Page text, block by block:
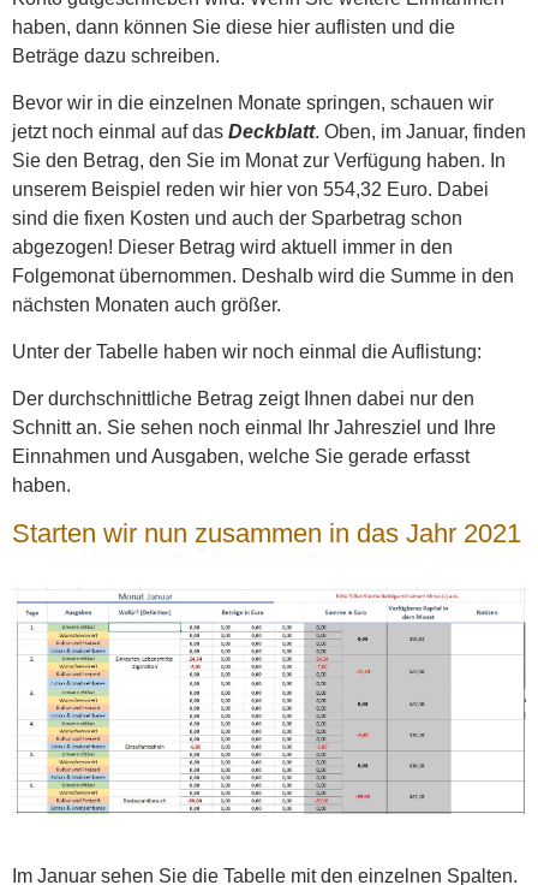
haben, dann können Sie diese hier auflisten und die
Beträge dazu schreiben.
Bevor wir in die einzelnen Monate springen, schauen wir
jetzt noch einmal auf das Deckblatt. Oben, im Januar, finden
Sie den Betrag, den Sie im Monat zur Verfügung haben. In
unserem Beispiel reden wir hier von 554,32 Euro. Dabei
sind die fixen Kosten und auch der Sparbetrag schon
abgezogen! Dieser Betrag wird aktuell immer in den
Folgemonat übernommen. Deshalb wird die Summe in den
nächsten Monaten auch größer.
Unter der Tabelle haben wir noch einmal die Auflistung:
Der durchschnittliche Betrag zeigt Ihnen dabei nur den
Schnitt an. Sie sehen noch einmal Ihr Jahresziel und Ihre
Einnahmen und Ausgaben, welche Sie gerade erfasst
haben.
Starten wir nun zusammen in das Jahr 2021
Im Januar sehen Sie die Tabelle mit den einzelnen Spalten.